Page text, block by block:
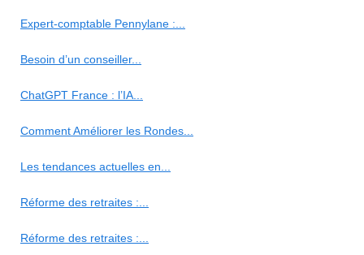
Expert-comptable Pennylane :...
Besoin d’un conseiller...
ChatGPT France : l’IA...
Comment Améliorer les Rondes...
Les tendances actuelles en...
Réforme des retraites :...
Réforme des retraites :...